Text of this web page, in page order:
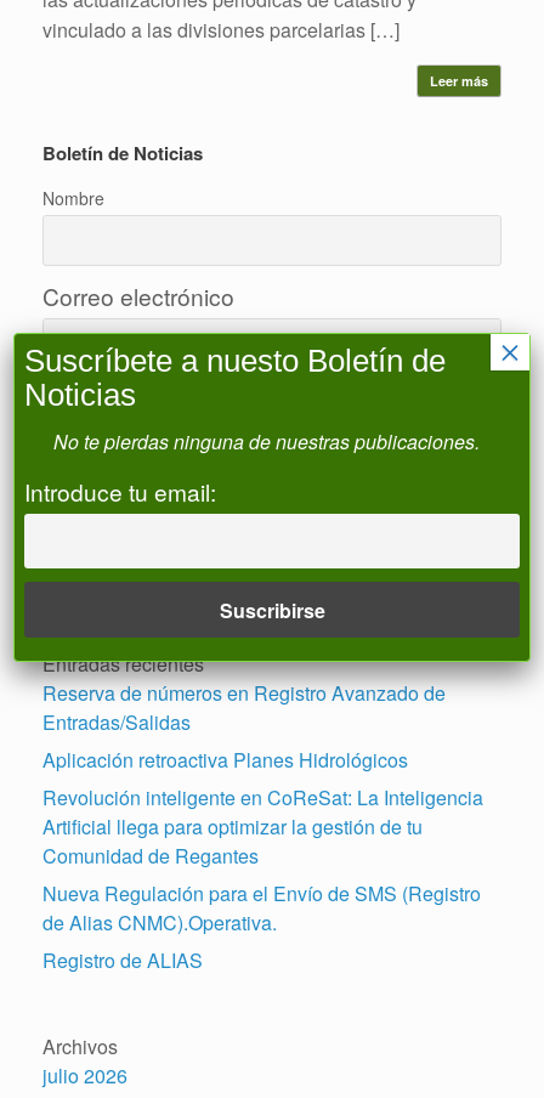
vinculado a las divisiones parcelarias […]
Leer más
Boletín de Noticias
Nombre
Correo electrónico
Acepto la política de privacidad
Buscar
Entradas recientes
Reserva de números en Registro Avanzado de
Entradas/Salidas
Aplicación retroactiva Planes Hidrológicos
Revolución inteligente en CoReSat: La Inteligencia
Artificial llega para optimizar la gestión de tu
Comunidad de Regantes
Nueva Regulación para el Envío de SMS (Registro
de Alias CNMC).Operativa.
Registro de ALIAS
Archivos
julio 2026
Suscríbete a nuesto Boletín de
Noticias
No te pierdas ninguna de nuestras publicaciones.
Introduce tu email:
×